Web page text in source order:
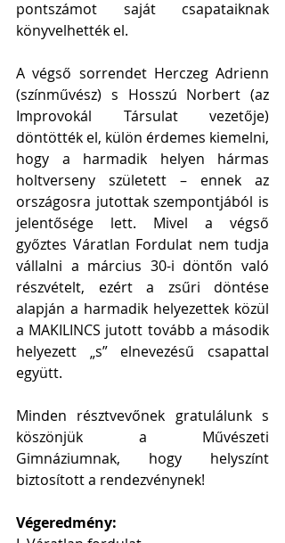
pontszámot saját csapataiknak
könyvelhették el.
A végső sorrendet Herczeg Adrienn
(színművész) s Hosszú Norbert (az
Improvokál Társulat vezetője)
döntötték el, külön érdemes kiemelni,
hogy a harmadik helyen hármas
holtverseny született – ennek az
országosra jutottak szempontjából is
jelentősége lett. Mivel a végső
győztes Váratlan Fordulat nem tudja
vállalni a március 30-i döntőn való
részvételt, ezért a zsűri döntése
alapján a harmadik helyezettek közül
a MAKILINCS jutott tovább a második
helyezett „s” elnevezésű csapattal
együtt.
Minden résztvevőnek gratulálunk s
köszönjük a Művészeti
Gimnáziumnak, hogy helyszínt
biztosított a rendezvénynek!
Végeredmény: